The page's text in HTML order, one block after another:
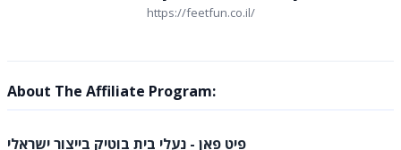
https://feetfun.co.il/
About The Affiliate Program:
פיט פאן - נעלי בית בוטיק בייצור ישראלי